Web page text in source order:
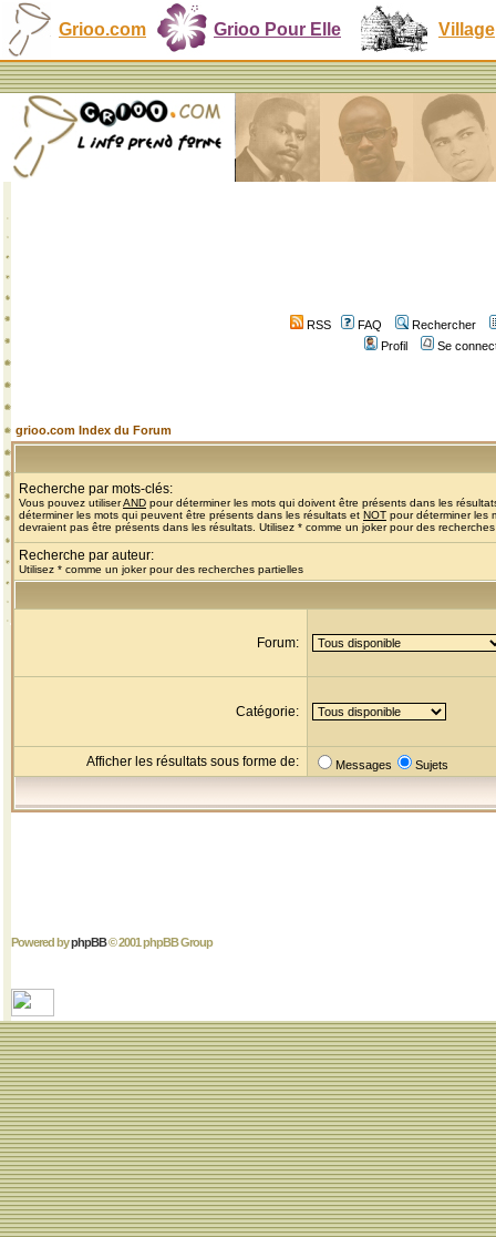
Grioo.com Grioo Pour Elle Village
RSS FAQ
Rechercher
Profil
Se
grioo.com Index du Forum
Recherche par mots-clés:
Vous pouvez utiliserAND pour déterminer les mots qui doivent être présents dans les
déterminer les mots qui peuvent être présents dans les résultats et NOT pour déterminer les
devraient pas être présents dans les résultats. Utilisez * comme un joker pour des
Recherche par auteur:
Utilisez * comme un joker pour des recherches partielles
Forum:
Catégorie:
Afficher les résultats sous forme de: Messages Sujets
Powered byphpBB© 2001 phpBB Group